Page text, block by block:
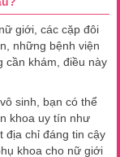
giới, các cặp đôi
những bệnh viện
cần khám, điều này
sinh, bạn có thể
khoa uy tín như
địa chỉ đáng tin cậy
khoa cho nữ giới